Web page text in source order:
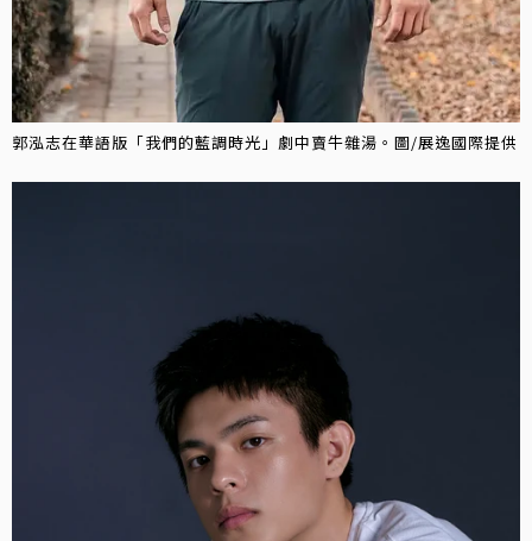
郭泓志在華語版「我們的藍調時光」劇中賣牛雜湯。圖/展逸國際提供